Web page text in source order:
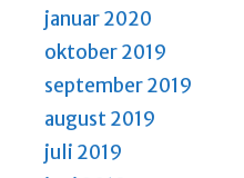
januar 2020
oktober 2019
september 2019
august 2019
juli 2019